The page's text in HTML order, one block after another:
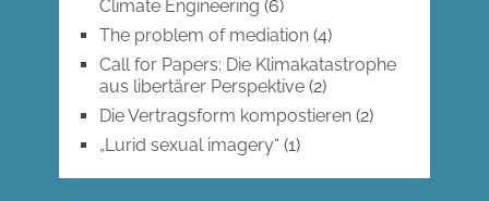
Climate Engineering (6)
The problem of mediation(4)
Call for Papers: Die Klimakatastrophe
aus libertärer Perspektive(2)
Die Vertragsform kompostieren(2)
„Lurid sexual imagery“ (1)